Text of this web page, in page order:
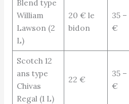
Blend type
William
Lawson (2
L)
20 € le
bidon
35
€
Scotch 12
ans type
Chivas
Regal (1 L)
22 €
35
€